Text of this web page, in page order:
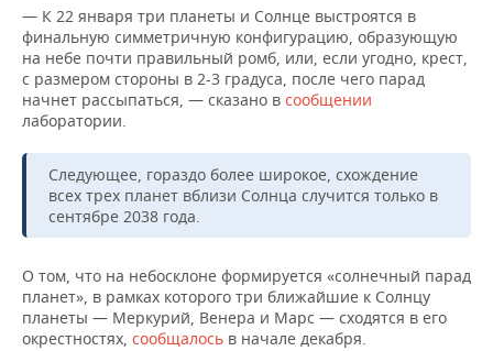
ФИГУРНОЕ КАТАНИЕ
ВОДНЫЕ ВИДЫ СПОРТА
ХОККЕЙ С МЯЧОМ
МЕДИЦИНА
ОБРАЗОВАНИЕ
ПРОИСШЕСТВИЯ
— К 22 января три планеты и Солнце выстроятся в
финальную симметричную конфигурацию, образующую
на небе почти правильный ромб, или, если угодно, крест,
с размером стороны в 2-3 градуса, после чего парад
начнет рассыпаться, — сказано в сообщении
лаборатории.
Следующее, гораздо более широкое, схождение
всех трех планет вблизи Солнца случится только в
сентябре 2038 года.
О том, что на небосклоне формируется «солнечный парад
планет», в рамках которого три ближайшие к Солнцу
планеты — Меркурий, Венера и Марс — сходятся в его
окрестностях, сообщалось в начале декабря.